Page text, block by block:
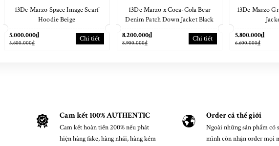
13De Marzo Space Image Scarf
Hoodie Beige
5.000.000₫
5.600.000₫ Chi tiết
13De Marzo x Coca-Cola Bear
Denim Patch Down Jacket Black
8.200.000₫
8.900.000₫ Chi tiết
13De Marzo
5.800.000₫
6.600.000₫
Cam kết 100% AUTHENTIC
Cam kết hoàn tiền 200% nếu phát
hiện hàng fake, hàng nhái, hàng kém
Order cả thế giới
Ngoài những sản phẩm có
mình còn nhận order mọi